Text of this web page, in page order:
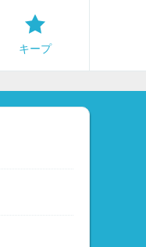
キープ